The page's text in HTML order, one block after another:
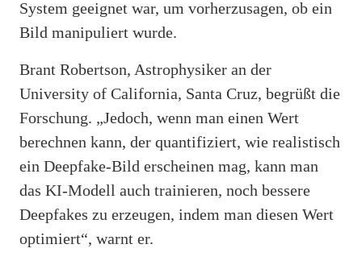
System geeignet war, um vorherzusagen, ob ein
Bild manipuliert wurde.
Brant Robertson, Astrophysiker an der
University of California, Santa Cruz, begrüßt die
Forschung. „Jedoch, wenn man einen Wert
berechnen kann, der quantifiziert, wie realistisch
ein Deepfake-Bild erscheinen mag, kann man
das KI-Modell auch trainieren, noch bessere
Deepfakes zu erzeugen, indem man diesen Wert
optimiert“, warnt er.